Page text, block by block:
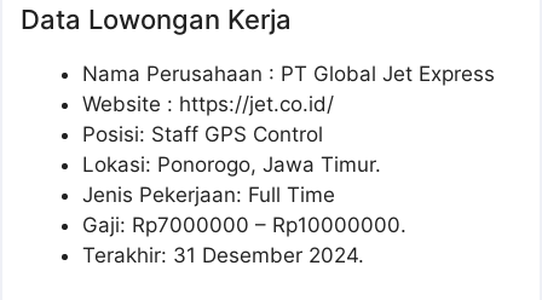
Data Lowongan Kerja
Nama Perusahaan : PT Global Jet Express
Website : https://jet.co.id/
Posisi: Staff GPS Control
Lokasi: Ponorogo, Jawa Timur.
Jenis Pekerjaan: Full Time
Gaji: Rp7000000 – Rp10000000.
Terakhir: 31 Desember 2024.